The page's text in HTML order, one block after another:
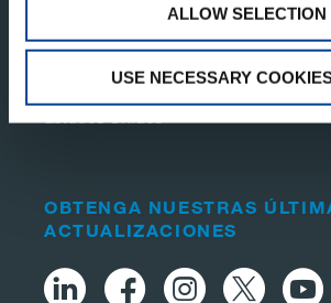
ALLOW SELECTION
USE NECESSARY
Tadano America Corp.
4242 W. Greens Rd.
OBTENGA NUESTRAS
ACTUALIZACIONES